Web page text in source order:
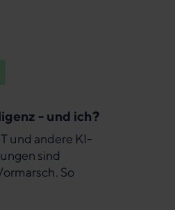
- und ich?
und andere KI-
sind
So